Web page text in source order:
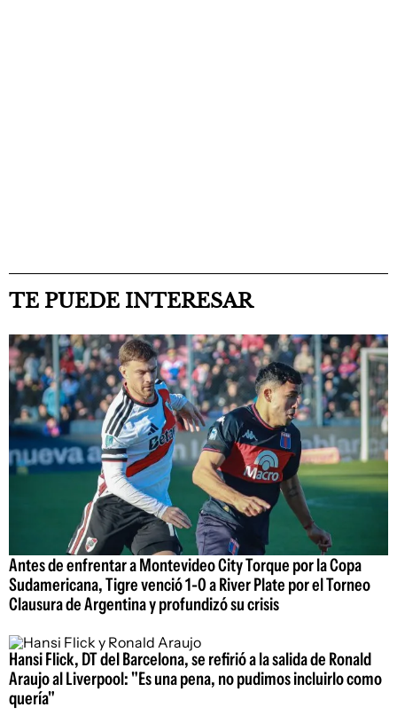
TE PUEDE INTERESAR
Antes de enfrentar a Montevideo City Torque por la Copa
Sudamericana, Tigre venció 1-0 a River Plate por el Torneo
Clausura de Argentina y profundizó su crisis
Hansi Flick, DT del Barcelona, se refirió a la salida de Ronald
Araujo al Liverpool: "Es una pena, no pudimos incluirlo como
quería"